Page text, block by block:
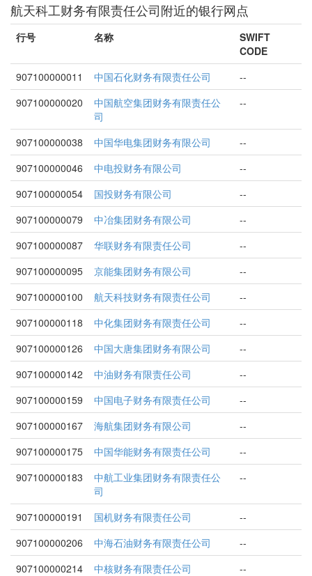
航天科工财务有限责任公司附近的银行网点
行号 名称
SWIFT
CODE
907100000011
中国石化财务有限责任公司
--
907100000020
中国航空集团财务有限责任公
司
--
907100000038 中国华电集团财务有限公司
--
907100000046
中电投财务有限公司
--
907100000054
国投财务有限公司
--
907100000079
中冶集团财务有限公司
--
907100000087
华联财务有限责任公司
--
907100000095
京能集团财务有限公司
--
907100000100
航天科技财务有限责任公司
--
907100000118
中化集团财务有限责任公司
--
907100000126
中国大唐集团财务有限公司
--
907100000142
中油财务有限责任公司
--
907100000159
中国电子财务有限责任公司
--
907100000167
海航集团财务有限公司
--
907100000175
中国华能财务有限责任公司
--
907100000183
中航工业集团财务有限责任公
司
--
907100000191 国机财务有限责任公司
--
907100000206
中海石油财务有限责任公司
--
907100000214
中核财务有限责任公司
--